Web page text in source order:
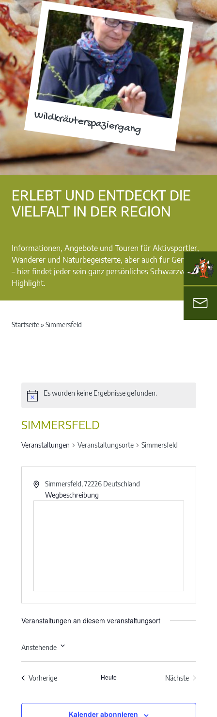
Wildkräuterspaziergang
ERLEBT UND ENTDECKT DIE
VIELFALT IN DER REGION
Informationen, Angebote und Touren für Aktivsportler,
Wanderer und Naturbegeisterte, aber auch für Genießer
– hier findet jeder sein ganz persönliches Schwarzwald-
Highlight.
Startseite» Simmersfeld
Es wurden keine Ergebnisse gefunden.
SIMMERSFELD
Veranstaltungen Veranstaltungsorte Simmersfeld
Simmersfeld,72226 Deutschland
Wegbeschreibung
Veranstaltungen an diesem veranstaltungsort
Anstehende
VorherigeVeranstaltungenHeute
Nächste
Kalender abonnieren